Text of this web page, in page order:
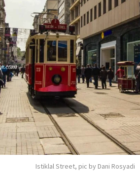
Istiklal Street, pic by Dani Rosyadi